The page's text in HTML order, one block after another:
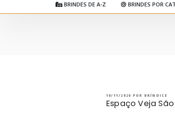
BRINDES DE A-Z BRINDES POR
PUBLICADO
10/11/2020 POR BRÍNDICE
Espaço Veja